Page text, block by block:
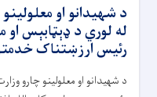
د شهیدانو او
له لوري د ډېټابېس
رئیس ارزښتناک
د شهیدانو او معلولینو چارو